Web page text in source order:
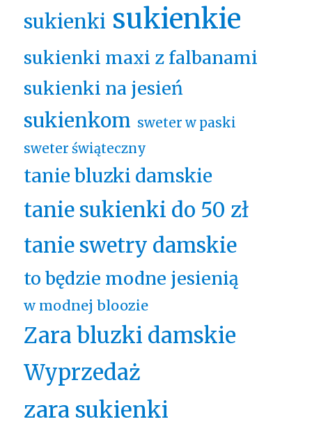
sukienki sukienkie
sukienki maxi z falbanami
sukienki na jesień
sukienkom sweter w paski
sweter świąteczny
tanie bluzki damskie
tanie sukienki do 50 zł
tanie swetry damskie
to będzie modne jesienią
w modnej bloozie
Zara bluzki damskie
Wyprzedaż
zara sukienki